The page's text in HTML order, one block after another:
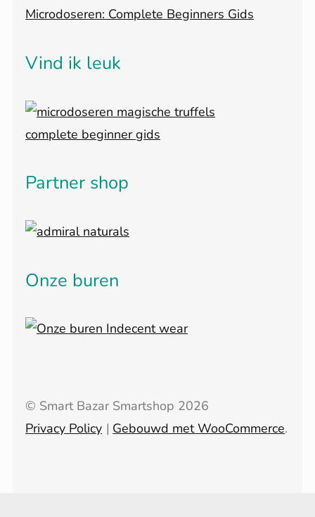
Microdoseren: Complete Beginners Gids
Vind ik leuk
Partner shop
Onze buren
© Smart Bazar Smartshop 2026
Privacy Policy
Gebouwd met WooCommerce.